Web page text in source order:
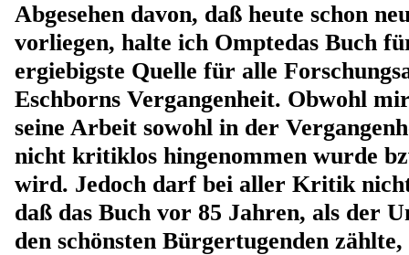
Abgesehen davon, daß heute schon
vorliegen, halte ich Omptedas Buch
ergiebigste Quelle für alle
Eschborns Vergangenheit. Obwohl
seine Arbeit sowohl in der
nicht kritiklos hingenommen wurde
wird. Jedoch darf bei aller Kritik
daß das Buch vor 85 Jahren, als der
den schönsten Bürgertugenden